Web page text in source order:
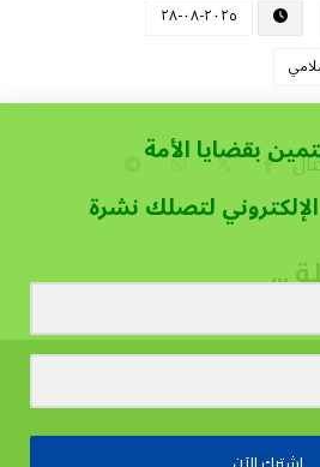
٢٠٢٥-٠٨-٢٨
...
بقضايا الأمة
لتصلك نشرة